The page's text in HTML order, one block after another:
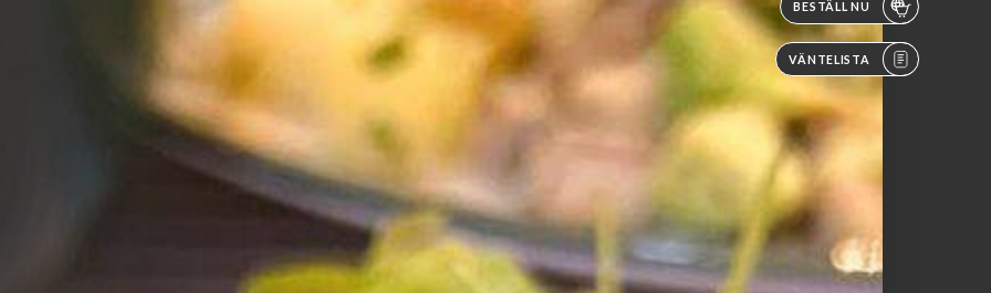
BESTÄLL NU
VÄNTELISTA